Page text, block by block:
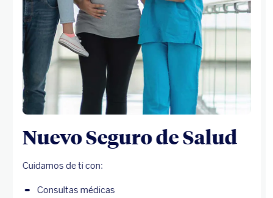
Nuevo Seguro de Salud
Cuidamos de ti con:
Consultas médicas